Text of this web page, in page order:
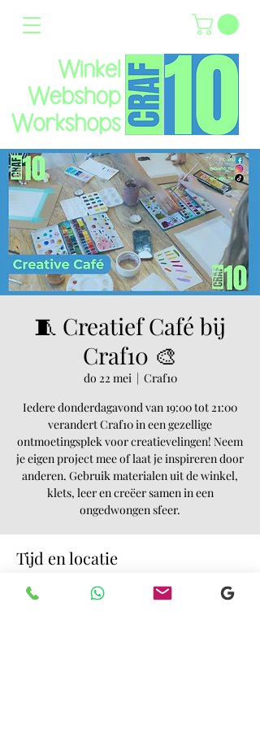
🧵 Creatief Café bij
Craf10 🎨
do 22 mei
  |
Craf10
Iedere donderdagavond van 19:00 tot 21:00
verandert Craf10 in een gezellige
ontmoetingsplek voor creatievelingen! Neem
je eigen project mee of laat je inspireren door
anderen. Gebruik materialen uit de winkel,
klets, leer en creëer samen in een
ongedwongen sfeer.
Tijd en locatie
22 mei 2025, 19:00 – 21:00
Craf10, Buitenbulkweg 10, 4005 LA Tiel,